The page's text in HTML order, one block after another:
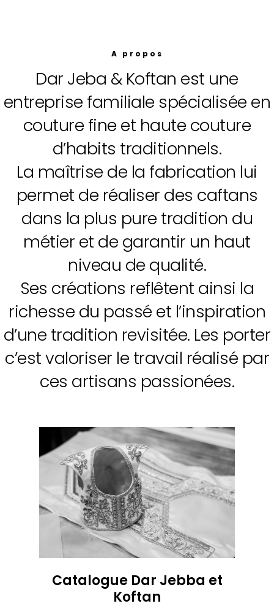
A propos
Dar Jeba & Koftan est une
entreprise familiale spécialisée en
couture fine et haute couture
d’habits traditionnels.
La maîtrise de la fabrication lui
permet de réaliser des caftans
dans la plus pure tradition du
métier et de garantir un haut
niveau de qualité.
Ses créations reflêtent ainsi la
richesse du passé et l’inspiration
d’une tradition revisitée. Les porter
c’est valoriser le travail réalisé par
ces artisans passionées.
Catalogue Dar Jebba et
Koftan